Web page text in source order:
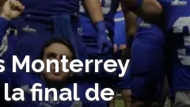
Monterrey
final de